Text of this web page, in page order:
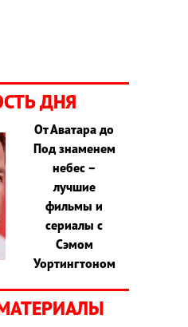
ДНЯ
От Аватара до
Под знаменем
небес –
лучшие
фильмы и
сериалы с
Сэмом
Уортингтоном